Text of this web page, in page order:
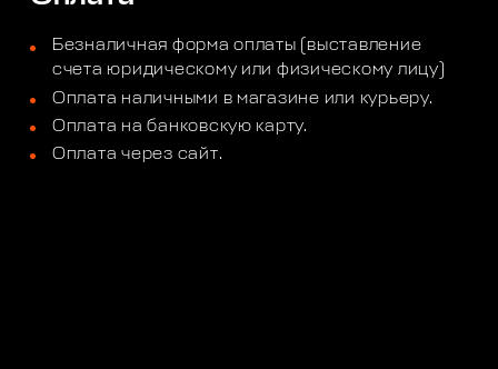
Безналичная форма оплаты (выставление
счета юридическому или физическому лицу)
Оплата наличными в магазине или курьеру.
Оплата на банковскую карту.
Оплата через сайт.